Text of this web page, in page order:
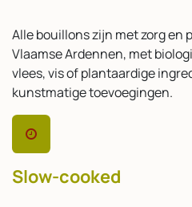
Alle bouillons zijn met zorg en
Vlaamse Ardennen, met
vlees, vis of plantaardige
kunstmatige toevoegingen.
Slow-cooked